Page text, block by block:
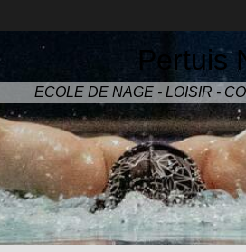
Pertuis
ECOLE DE NAGE - LOISIR -